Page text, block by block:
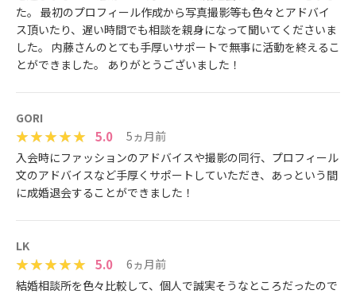
た。 最初のプロフィール作成から写真撮影等も色々とアドバイ
ス頂いたり、遅い時間でも相談を親身になって聞いてくださいま
した。 内藤さんのとても手厚いサポートで無事に活動を終えるこ
とができました。 ありがとうございました！
GORI
5.0
5ヵ月前
入会時にファッションのアドバイスや撮影の同行、プロフィール
文のアドバイスなど手厚くサポートしていただき、あっという間
に成婚退会することができました！
LK
5.0
6ヵ月前
結婚相談所を色々比較して、個人で誠実そうなところだったので